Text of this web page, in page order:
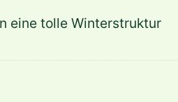
eine tolle Winterstruktur